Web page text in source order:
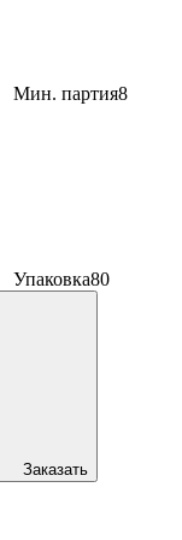
Мин. партия8
Упаковка80
Заказать